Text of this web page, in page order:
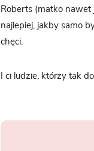
Roberts (matko nawet
najlepiej, jakby samo
chęci.
I ci ludzie, którzy tak